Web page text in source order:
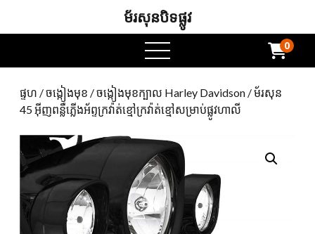
ម័រសុនបិទផ្លូវ
ម៉ឺនុយបើក 0
ផ្ទហ /ចង្កៀងមុខ /ចង្កៀងមុខក្បាល Harley Davidson / ម័រសុន
45 អ៊ីញពន្លឺភ្លើងអ័ព្ទក្រវ៉ាត់ខ្មៅក្រវ៉ាត់ខ្មៅសម្រាប់ផ្លូវហាលី